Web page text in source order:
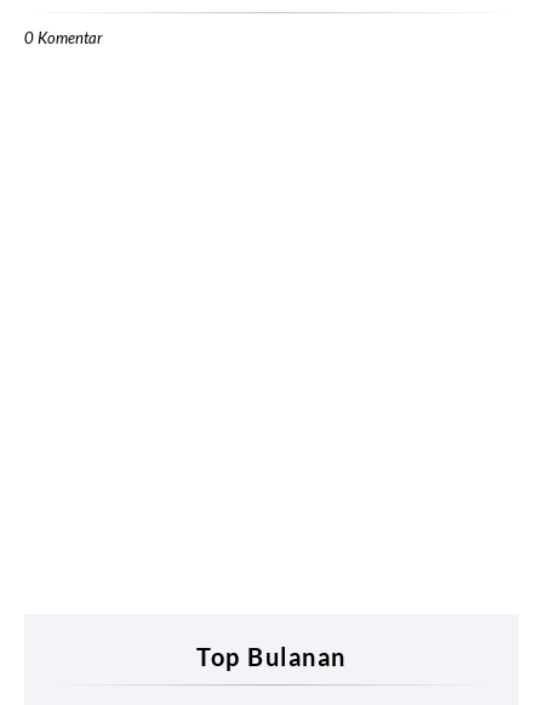
0 Komentar
Top Bulanan